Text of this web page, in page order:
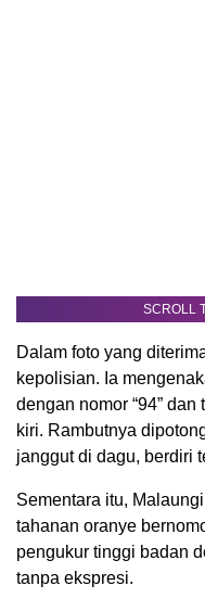
SCROLL
Dalam foto yang
kepolisian. Ia
dengan nomor “94”
kiri. Rambutnya
janggut di dagu, berdiri
Sementara itu,
tahanan oranye
pengukur tinggi badan
tanpa ekspresi.